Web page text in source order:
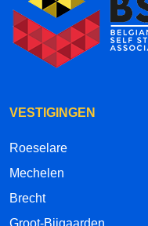
VESTIGINGEN
Roeselare
Mechelen
Brecht
Groot-Bijgaarden